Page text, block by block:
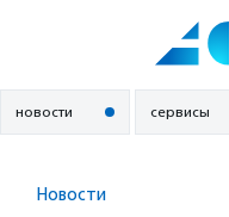
новости сервисы
Новости